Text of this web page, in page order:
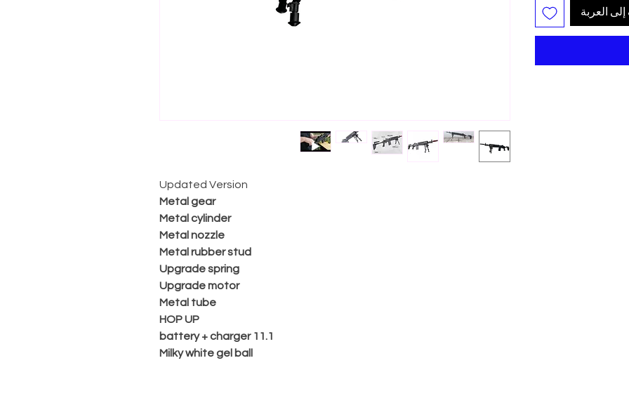
Updated Version
Metal gear
Metal cylinder
Metal nozzle
Metal rubber stud
Upgrade spring
Upgrade motor
Metal tube
HOP UP
11.1 battery + charger
Milky white gel ball
العربة